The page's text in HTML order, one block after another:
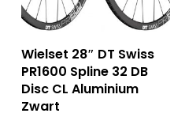
Toevoegen Aan
Winkelwagen
Wielset 28″ DT Swiss
PR1600 Spline 32 DB
Disc CL Aluminium
Zwart